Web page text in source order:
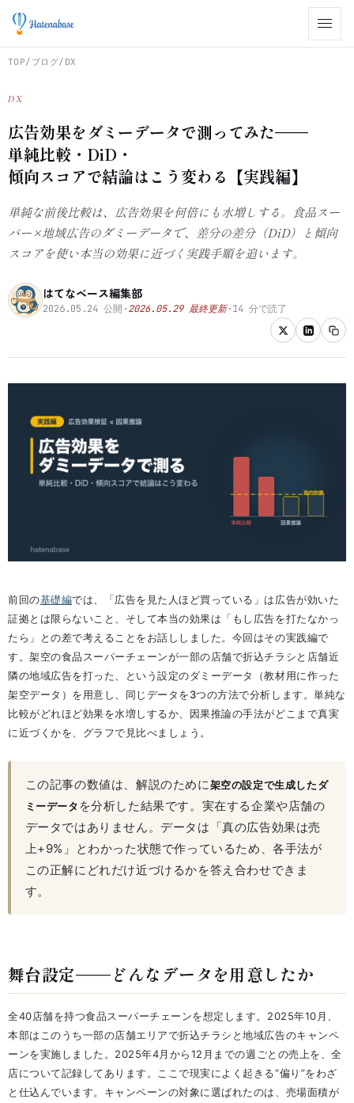
TOP/ ブログ/ DX
DX
広告効果をダミーデータで測ってみた——
単純比較・DiD・
傾向スコアで結論はこう変わる【実践編】
単純な前後比較は、広告効果を何倍にも水増しする。食品スー
パー×地域広告のダミーデータで、差分の差分（DiD）と傾向
スコアを使い本当の効果に近づく実践手順を追います。
はてなベース編集部
2026.05.24 公開 ·2026.05.29最終更新·14 分で読了
前回の基礎編では、「広告を見た人ほど買っている」は広告が効いた
証拠とは限らないこと、そして本当の効果は「もし広告を打たなかっ
たら」との差で考えることをお話ししました。今回はその実践編で
す。架空の食品スーパーチェーンが一部の店舗で折込チラシと店舗近
隣の地域広告を打った、という設定のダミーデータ（教材用に作った
架空データ）を用意し、同じデータを3つの方法で分析します。単純な
比較がどれほど効果を水増しするか、因果推論の手法がどこまで真実
に近づくかを、グラフで見比べましょう。
この記事の数値は、解説のために架空の設定で生成したダ
ミーデータ を分析した結果です。実在する企業や店舗の
データではありません。データは「真の広告効果は売
上+9%」とわかった状態で作っているため、各手法が
この正解にどれだけ近づけるかを答え合わせできま
す。
舞台設定——どんなデータを用意したか
全40店舗を持つ食品スーパーチェーンを想定します。2025年10月、
本部はこのうち一部の店舗エリアで折込チラシと地域広告のキャンペ
ーンを実施しました。2025年4月から12月までの週ごとの売上を、全
店について記録してあります。ここで現実によく起きる“偏り”をわざ
と仕込んでいます。キャンペーンの対象に選ばれたのは、売場面積が